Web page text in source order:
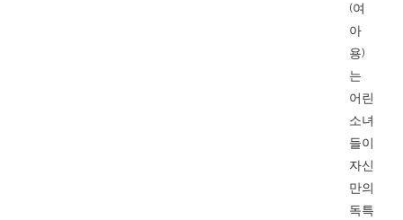
(여
아
용)
는
어린
소녀
들이
자신
만의
독특